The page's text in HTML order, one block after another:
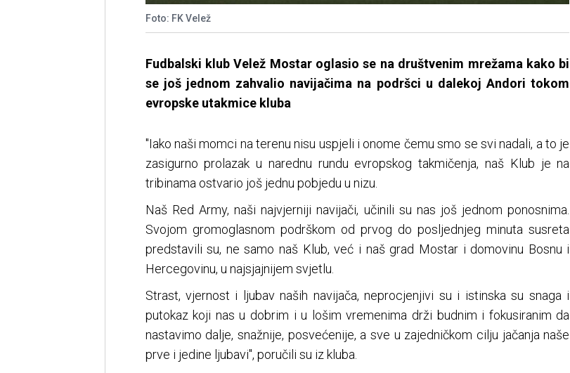
Foto: FK Velež
Fudbalski klub Velež Mostar oglasio se na društvenim mrežama kako bi
se još jednom zahvalio navijačima na podršci u dalekoj Andori tokom
evropske utakmice kluba
"Iako naši momci na terenu nisu uspjeli i onome čemu smo se svi nadali, a to je
zasigurno prolazak u narednu rundu evropskog takmičenja, naš Klub je na
tribinama ostvario još jednu pobjedu u nizu.
Naš Red Army, naši najvjerniji navijači, učinili su nas još jednom ponosnima.
Svojom gromoglasnom podrškom od prvog do posljednjeg minuta susreta
predstavili su, ne samo naš Klub, već i naš grad Mostar i domovinu Bosnu i
Hercegovinu, u najsjajnijem svjetlu.
Strast, vjernost i ljubav naših navijača, neprocjenjivi su i istinska su snaga i
putokaz koji nas u dobrim i u lošim vremenima drži budnim i fokusiranim da
nastavimo dalje, snažnije, posvećenije, a sve u zajedničkom cilju jačanja naše
prve i jedine ljubavi", poručili su iz kluba.